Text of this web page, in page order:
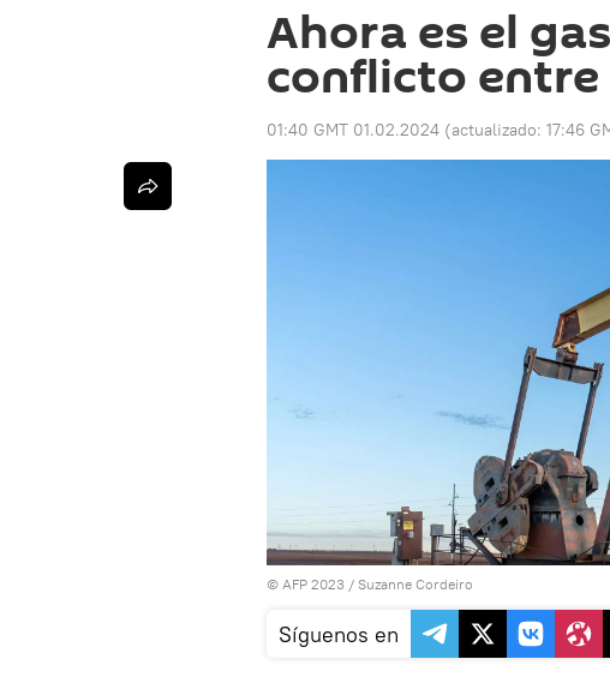
Ahora es el
conflicto entre
01:40 GMT 01.02.2024 (actualizado: 17:46
© AFP 2023 / Suzanne Cordeiro
Síguenos en